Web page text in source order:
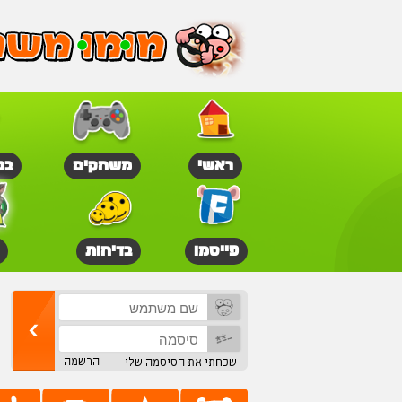
ראשי משחקים
פייסמו בדיחות
שכחתי את הסיסמה שלי הרשמה